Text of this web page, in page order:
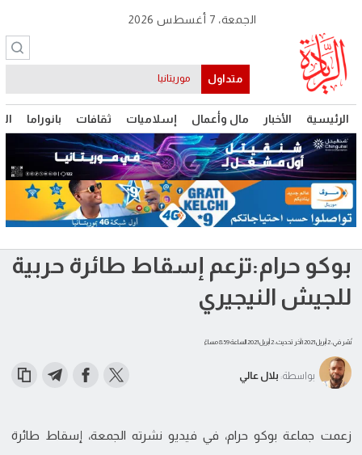
الرئيسية الأخبار مال وأعمال إسلاميات ثقافات بانوراما
الجمعة، 7 أغسطس 2026
متداول موريتانيا
بوكو حرام:تزعم إسقاط طائرة حربية
للجيش النيجيري
نُشر في: 2 أبريل 2021 | آخر تحديث: 2 أبريل 2021 الساعة 8:59 مساءً
بواسطة: بلال عالي
زعمت جماعة بوكو حرام، في فيديو نشرته الجمعة، إسقاط طائرة